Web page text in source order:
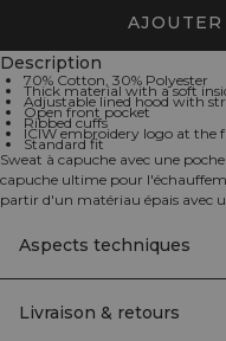
Description
70% Cotton, 30% Polyester
Thick material with a soft
Adjustable lined hood with
Open front pocket
Ribbed cuffs
ICIW embroidery logo at the
Standard fit
Sweat à capuche avec une
capuche ultime pour
partir d'un matériau épais avec
poignets côtelés. 70% Coton,
Aspects techniques
Livraison & retours